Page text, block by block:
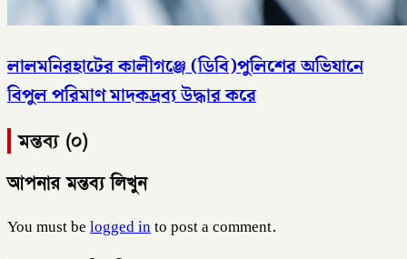
লালমনিরহাটের কালীগঞ্জে (ডিবি)পুলিশের অভিযানে
বিপুল পরিমাণ মাদকদ্রব্য উদ্ধার করে
মন্তব্য (০)
আপনার মন্তব্য লিখুন
You must belogged into post a comment.